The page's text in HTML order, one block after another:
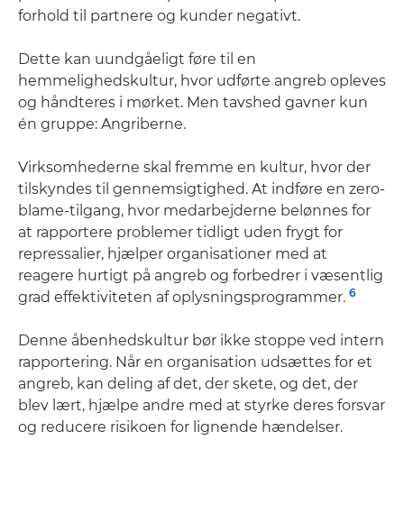
forhold til partnere og kunder negativt.
Dette kan uundgåeligt føre til en
hemmelighedskultur, hvor udførte angreb opleves
og håndteres i mørket. Men tavshed gavner kun
én gruppe: Angriberne.
Virksomhederne skal fremme en kultur, hvor der
tilskyndes til gennemsigtighed. At indføre en zero-
blame-tilgang, hvor medarbejderne belønnes for
at rapportere problemer tidligt uden frygt for
repressalier, hjælper organisationer med at
reagere hurtigt på angreb og forbedrer i væsentlig
grad effektiviteten af oplysningsprogrammer. 6
Denne åbenhedskultur bør ikke stoppe ved intern
rapportering. Når en organisation udsættes for et
angreb, kan deling af det, der skete, og det, der
blev lært, hjælpe andre med at styrke deres forsvar
og reducere risikoen for lignende hændelser.